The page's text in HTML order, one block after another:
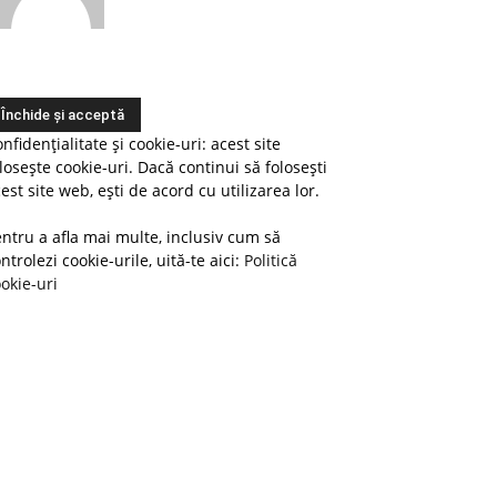
și cookie-uri: acest site
cookie-uri. Dacă continui să folosești
site web, ești de acord cu utilizarea lor.
a afla mai multe, inclusiv cum să
cookie-urile, uită-te aici: Politică
uri